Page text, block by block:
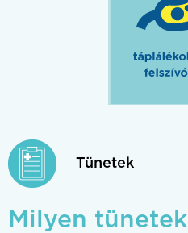
Tünetek
Milyen tünetek